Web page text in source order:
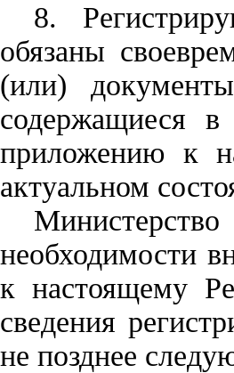
8.
обязаны
(или)
содержащиеся
приложению к
актуальном
необходимости
к настоящему
сведения
не позднее